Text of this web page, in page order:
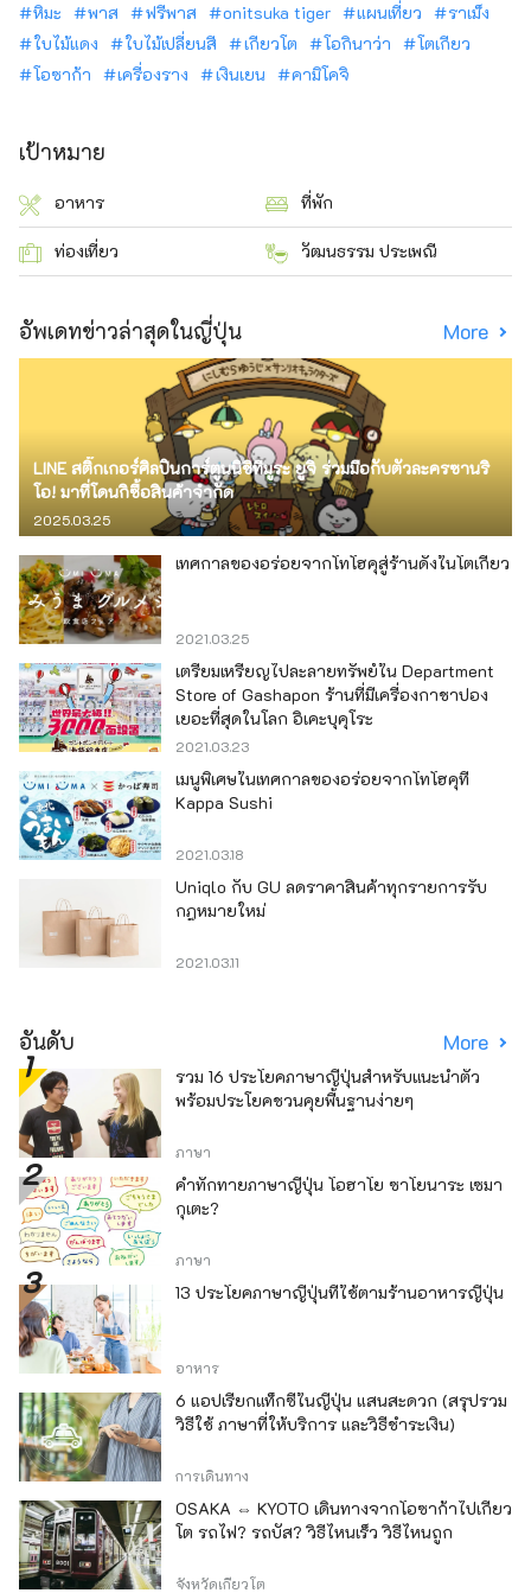
หิมะ
พาส ฟรีพาส onitsuka tiger แผนเที่ยว
ราเม็ง
ใบไม้แดง
ใบไม้เปลี่ยนสี เกียวโต โอกินาว่า
โตเกียว
โอซาก้า
เครื่องราง เงินเยน คามิโคจิ
เป้าหมาย
อาหาร ที่พัก
ท่องเที่ยว วัฒนธรรม ประเพณี
อัพเดทข่าวล่าสุดในญี่ปุ่น More
LINE สติ๊กเกอร์ศิลปินการ์ตูนนิชิทีมูระ ยูจิ ร่วมมือกับตัวละครซานริ
โอ! มาที่โดนกิซื้อสินค้าจำกัด
2025.03.25
เทศกาลของอร่อยจากโทโฮคุสู่ร้านดังในโตเกียว
2021.03.25
เตรียมเหรียญไปละลายทรัพย์ใน Department
Store of Gashapon ร้านที่มีเครื่องกาชาปอง
เยอะที่สุดในโลก อิเคะบุคุโระ
2021.03.23
เมนูพิเศษในเทศกาลของอร่อยจากโทโฮคุที่
Kappa Sushi
2021.03.18
Uniqlo กับ GU ลดราคาสินค้าทุกรายการรับ
กฎหมายใหม่
2021.03.11
อันดับ More
รวม 16 ประโยคภาษาญี่ปุ่นสำหรับแนะนำตัว
พร้อมประโยคชวนคุยพื้นฐานง่ายๆ
ภาษา
คำทักทายภาษาญี่ปุ่น โอฮาโย ซาโยนาระ เซมา
กุเตะ?
ภาษา
13 ประโยคภาษาญี่ปุ่นที่ใช้ตามร้านอาหารญี่ปุ่น
อาหาร
6 แอปเรียกแท็กซี่ในญี่ปุ่น แสนสะดวก (สรุปรวม
วิธีใช้ ภาษาที่ให้บริการ และวิธีชำระเงิน)
การเดินทาง
OSAKA ⇔ KYOTO เดินทางจากโอซาก้าไปเกียว
โต รถไฟ? รถบัส? วิธีไหนเร็ว วิธีไหนถูก
จังหวัดเกียวโต